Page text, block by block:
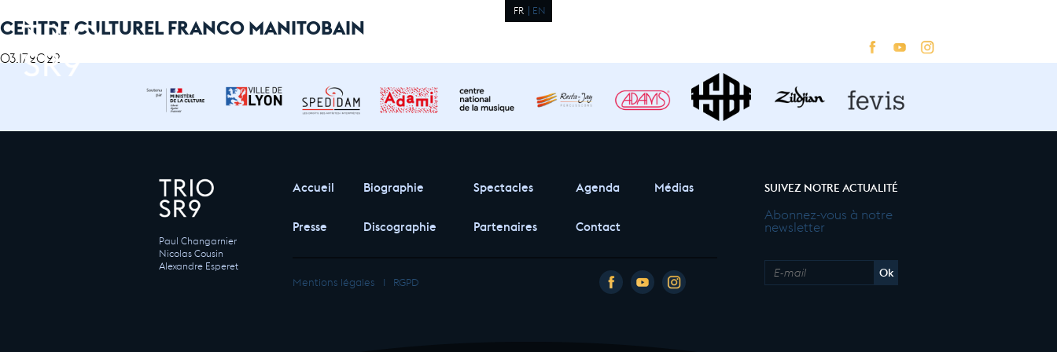
FR EN
CENTRE CULTUREL FRANCO MANITOBAIN
03.17.2022
Paul Changarnier
Nicolas Cousin
Alexandre Esperet
Accueil Biographie Spectacles Agenda Médias
Presse Discographie Partenaires Contact
Mentions légales I RGPD
SUIVEZ NOTRE ACTUALITÉ
Abonnez-vous à notre
newsletter